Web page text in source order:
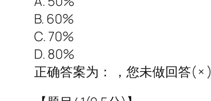
B. 60%
C. 70%
D. 80%
正确答案为： ，您未做回答( × )